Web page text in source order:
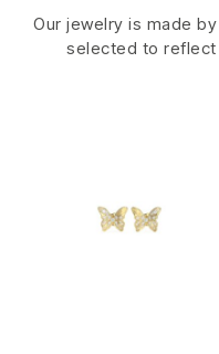
Our jewelry is made
selected to